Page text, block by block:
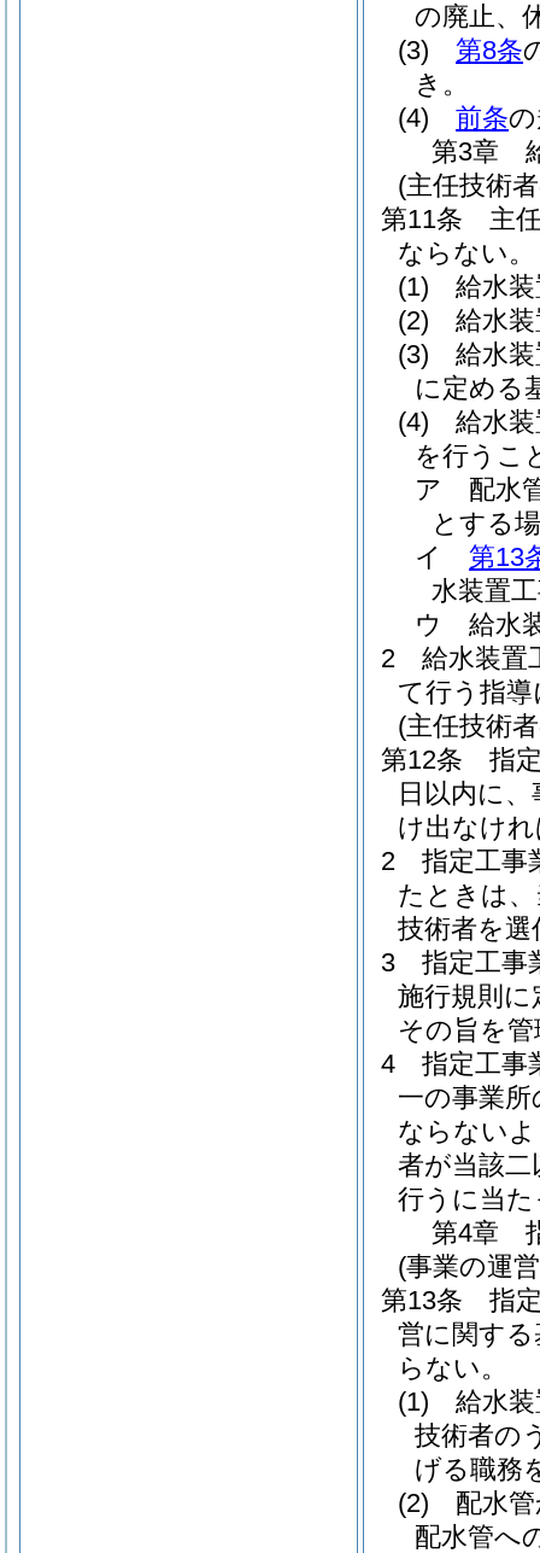
の廃止、
(3)
第8条
き。
(4)
前条
第3章
(主任技術
第11条
主
ならない。
(1)
給水
(2)
給水
(3)
給水
に定める
(4)
給水
を行うこ
ア
配水
とする
イ
第13
水装置
ウ
給水
2
給水装置
て行う指
(主任技術
第12条
指
日以内に
け出なけ
2
指定工事
たときは
技術者を
3
指定工事
施行規則
その旨を
4
指定工事
一の事業
ならない
者が当該
行うに当
第4章
(事業の運
第13条
指
営に関す
らない。
(1)
給水
技術者の
げる職務
(2)
配水
配水管へ